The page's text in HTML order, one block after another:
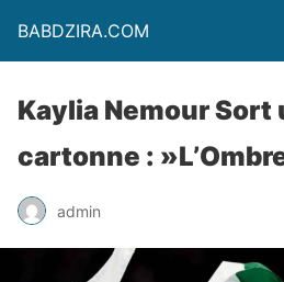
BABDZIRA.COM
Kaylia Nemour Sort
cartonne :
admin